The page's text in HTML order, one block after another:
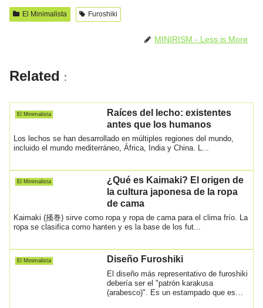
e
o
k
s
e
tir
El Minimalista Furoshiki
MINIRISM - Less is More
Related :
El Minimalista
Raíces del lecho: existentes
antes que los humanos
Los lechos se han desarrollado en múltiples regiones del mundo,
incluido el mundo mediterráneo, África, India y China. L...
El Minimalista
¿Qué es Kaimaki? El origen de
la cultura japonesa de la ropa
de cama
Kaimaki (掻巻) sirve como ropa y ropa de cama para el clima frío. La
ropa se clasifica como hanten y es la base de los fut...
El Minimalista Diseño Furoshiki
El diseño más representativo de furoshiki
debería ser el "patrón karakusa
(arabesco)". Es un estampado que es